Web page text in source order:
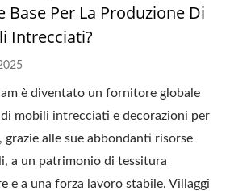
Base Per La Produzione Di
Intrecciati?
è diventato un fornitore globale
mobili intrecciati e decorazioni per
grazie alle sue abbondanti risorse
a un patrimonio di tessitura
e a una forza lavoro stabile. Villaggi